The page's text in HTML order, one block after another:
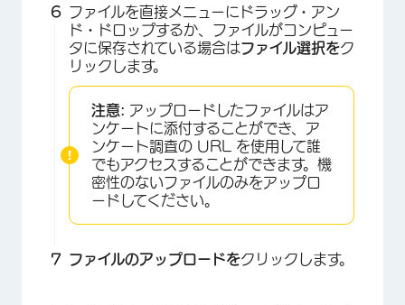
ファイルを直接メニューにドラッグ・アン
ド・ドロップするか、ファイルがコンピュー
タに保存されている場合はファイル選択をク
リックします。
注意: アップロードしたファイルはア
ンケートに添付することができ、ア
ンケート調査の URL を使用して誰
でもアクセスすることができます。機
密性のないファイルのみをアップロ
ードしてください。
ファイルのアップロードをクリックします。